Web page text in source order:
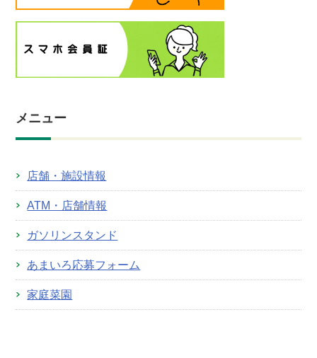
メニュー
店舗・施設情報
ATM・店舗情報
ガソリンスタンド
あまいろ応募フォーム
家庭菜園